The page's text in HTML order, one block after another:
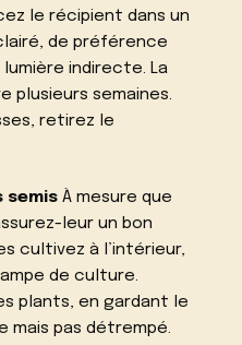
le récipient dans un
de préférence
indirecte. La
plusieurs semaines.
retirez le
semis À mesure que
leur un bon
cultivez à l’intérieur,
de culture.
plants, en gardant le
mais pas détrempé.